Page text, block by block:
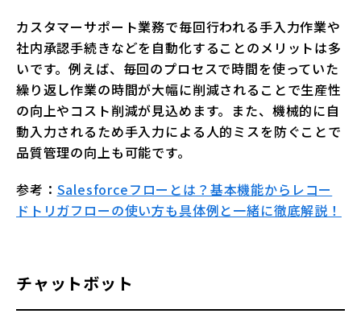
カスタマーサポート業務で毎回行われる手入力作業や
社内承認手続きなどを自動化することのメリットは多
いです。例えば、毎回のプロセスで時間を使っていた
繰り返し作業の時間が大幅に削減されることで生産性
の向上やコスト削減が見込めます。また、機械的に自
動入力されるため手入力による人的ミスを防ぐことで
品質管理の向上も可能です。
参考： Salesforceフローとは？基本機能からレコー
ドトリガフローの使い方も具体例と一緒に徹底解説！
チャットボット